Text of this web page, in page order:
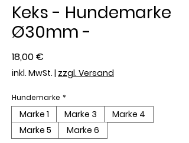
Keks - Hundemarke
Ø30mm -
18,00 €
inkl. MwSt. | zzgl. Versand
Hundemarke *
Marke 1 Marke 3
Marke 4
Marke 5
Marke 6